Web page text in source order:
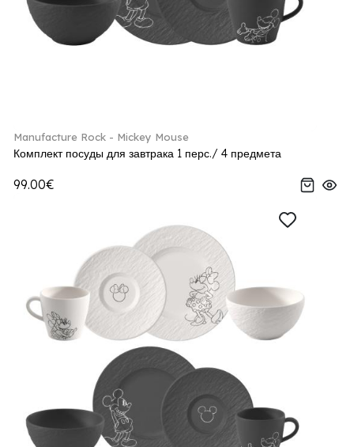
Manufacture Rock - Mickey Mouse
Комплект посуды для завтрака 1 перс./ 4 предмета
99.00€